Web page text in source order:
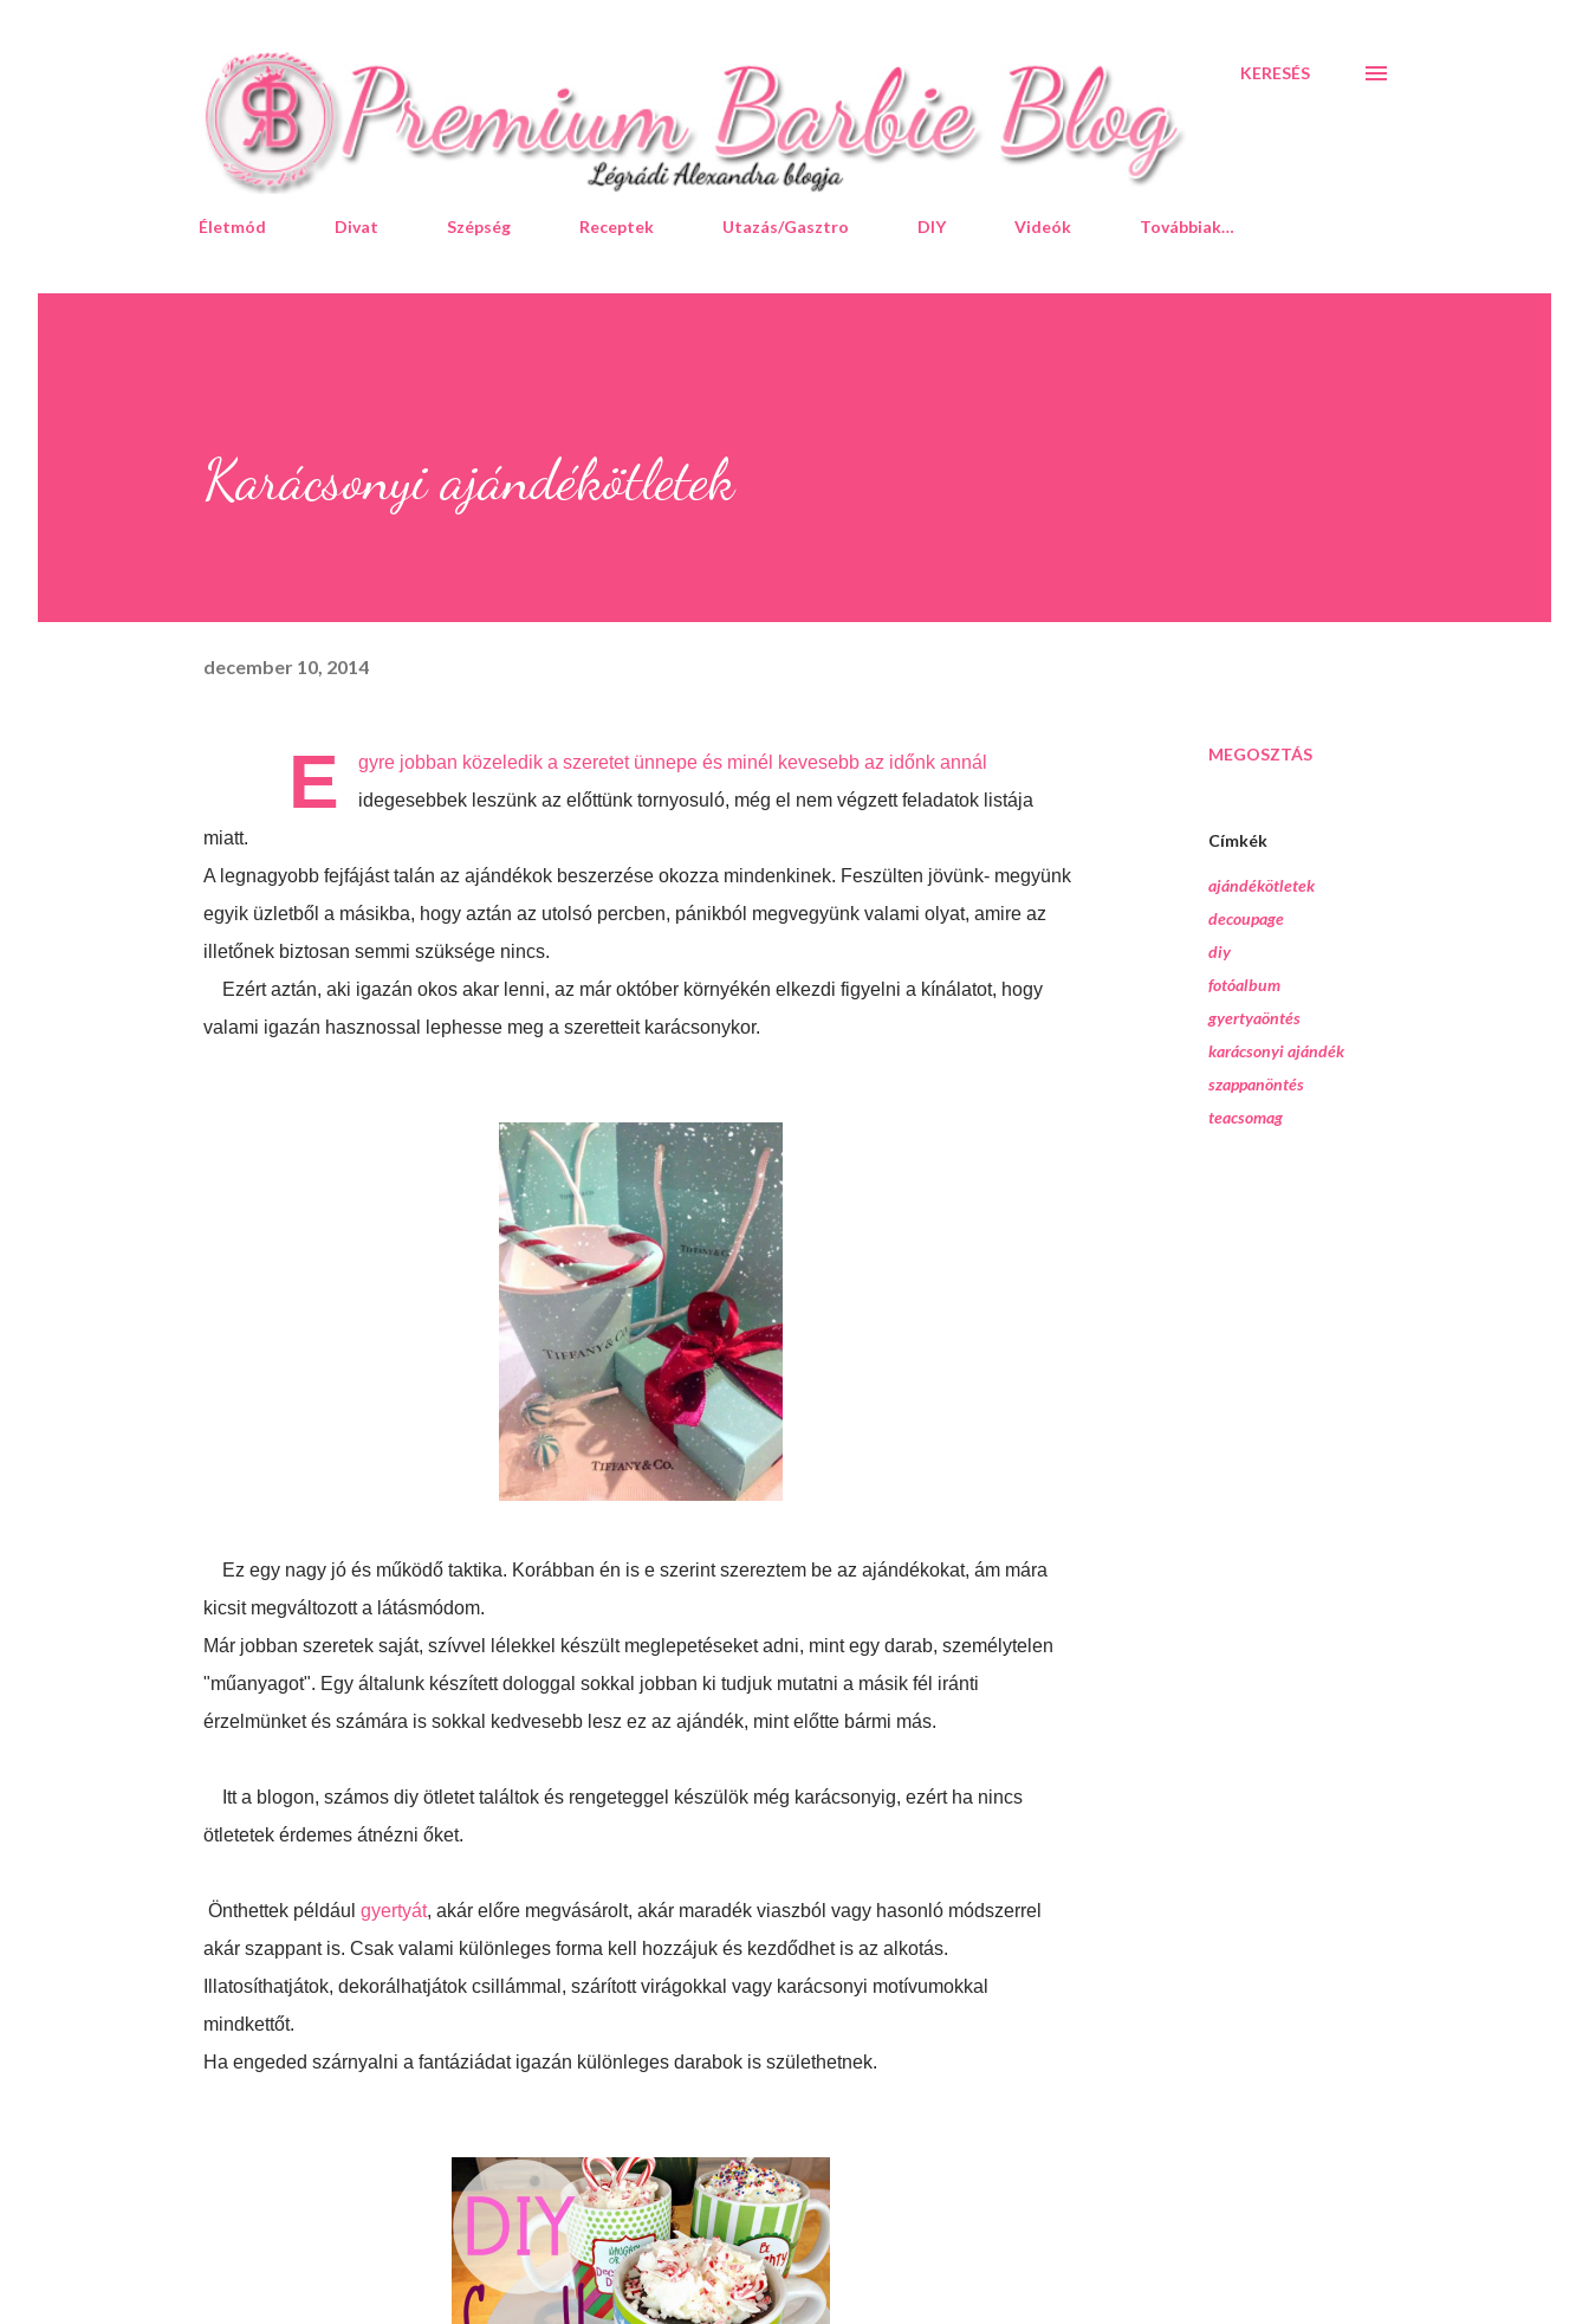
KERESÉS
Életmód Divat Szépség Receptek Utazás/Gasztro DIY Videók Továbbiak…
Karácsonyi ajándékötletek
december 10, 2014
E
gyre jobban közeledik a szeretet ünnepe és minél kevesebb az időnk annál
idegesebbek leszünk az előttünk tornyosuló, még el nem végzett feladatok listája
miatt.
A legnagyobb fejfájást talán az ajándékok beszerzése okozza mindenkinek. Feszülten jövünk- megyünk
egyik üzletből a másikba, hogy aztán az utolsó percben, pánikból megvegyünk valami olyat, amire az
illetőnek biztosan semmi szüksége nincs.
Ezért aztán, aki igazán okos akar lenni, az már október környékén elkezdi figyelni a kínálatot, hogy
valami igazán hasznossal lephesse meg a szeretteit karácsonykor.
Ez egy nagy jó és működő taktika. Korábban én is e szerint szereztem be az ajándékokat, ám mára
kicsit megváltozott a látásmódom.
Már jobban szeretek saját, szívvel lélekkel készült meglepetéseket adni, mint egy darab, személytelen
"műanyagot". Egy általunk készített dologgal sokkal jobban ki tudjuk mutatni a másik fél iránti
érzelmünket és számára is sokkal kedvesebb lesz ez az ajándék, mint előtte bármi más.
Itt a blogon, számos diy ötletet találtok és rengeteggel készülök még karácsonyig, ezért ha nincs
ötletetek érdemes átnézni őket.
Önthettek például gyertyát, akár előre megvásárolt, akár maradék viaszból vagy hasonló módszerrel
akár szappant is. Csak valami különleges forma kell hozzájuk és kezdődhet is az alkotás.
Illatosíthatjátok, dekorálhatjátok csillámmal, szárított virágokkal vagy karácsonyi motívumokkal
mindkettőt.
Ha engeded szárnyalni a fantáziádat igazán különleges darabok is születhetnek.
MEGOSZTÁS
Címkék
ajándékötletek
decoupage
diy
fotóalbum
gyertyaöntés
karácsonyi ajándék
szappanöntés
teacsomag